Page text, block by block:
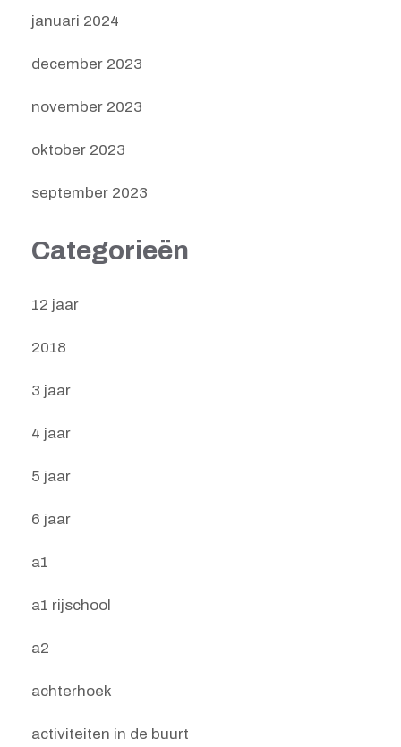
januari 2024
december 2023
november 2023
oktober 2023
september 2023
Categorieën
12 jaar
2018
3 jaar
4 jaar
5 jaar
6 jaar
a1
a1 rijschool
a2
achterhoek
activiteiten in de buurt